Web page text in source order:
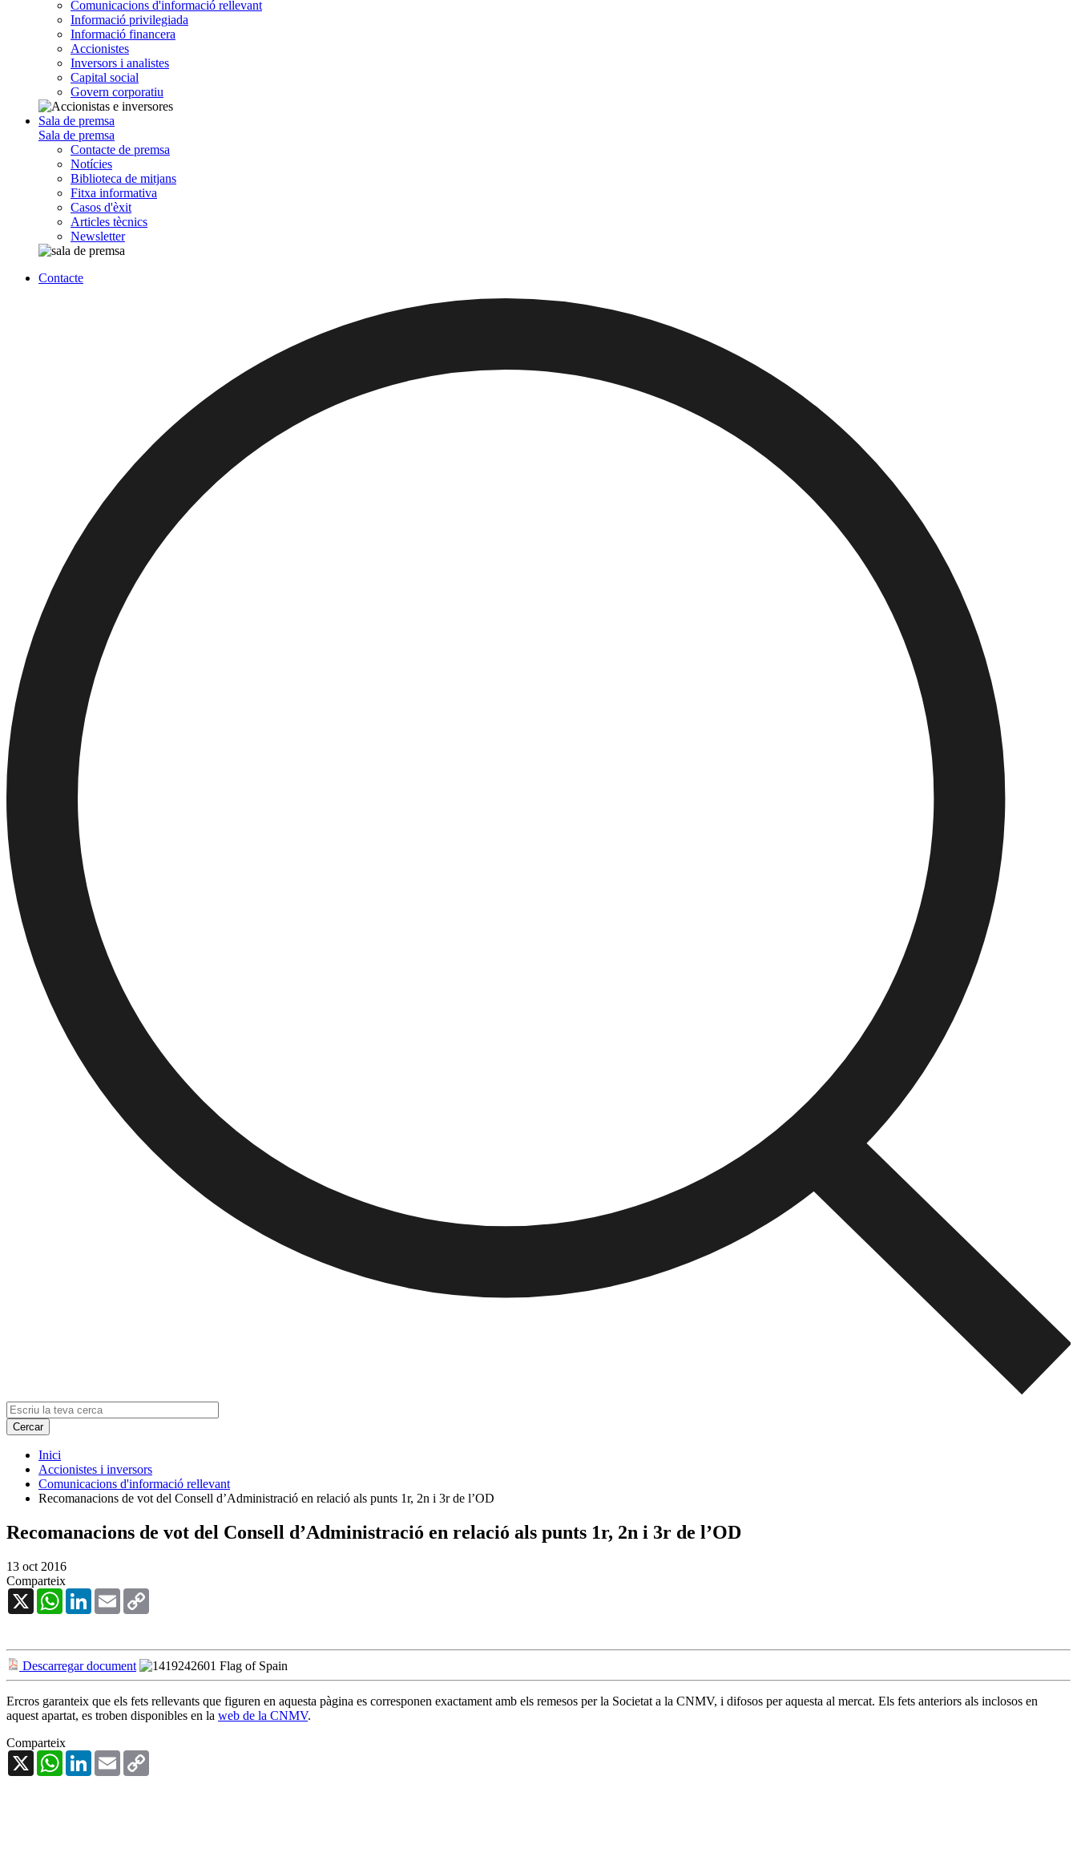
Comunicacions d'informació rellevant
Informació privilegiada
Informació financera
Accionistes
Inversors i analistes
Capital social
Govern corporatiu
Sala de premsa
Sala de premsa
Contacte de premsa
Notícies
Biblioteca de mitjans
Fitxa informativa
Casos d'èxit
Articles tècnics
Newsletter
Contacte
Inici
Accionistes i inversors
Comunicacions d'informació rellevant
Recomanacions de vot del Consell d’Administració en relació als punts 1r, 2n i 3r de l’OD
Recomanacions de vot del Consell d’Administració en relació als punts 1r, 2n i 3r de l’OD
13 oct 2016
Comparteix
X
WhatsAppLinkedInEmail
Descarregar document
Ercros garanteix que els fets rellevants que figuren en aquesta pàgina es corresponen exactament amb els remesos per la Societat a la CNMV, i difosos per aquesta al mercat. Els fets anteriors als inclosos en
aquest apartat, es troben disponibles en la web de la CNMV.
Comparteix
X
WhatsAppLinkedInEmail